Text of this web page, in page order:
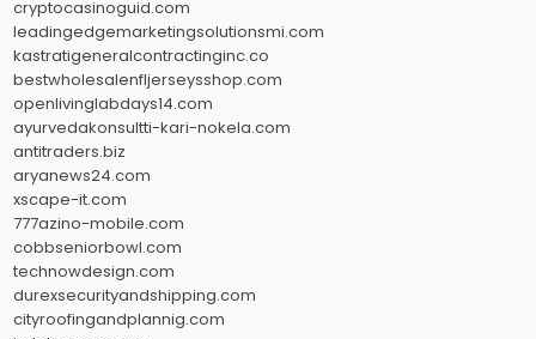
cryptocasinoguid.com
leadingedgemarketingsolutionsmi.com
kastratigeneralcontractinginc.co
bestwholesalenfljerseysshop.com
openlivinglabdays14.com
ayurvedakonsultti-kari-nokela.com
antitraders.biz
aryanews24.com
xscape-it.com
777azino-mobile.com
cobbseniorbowl.com
technowdesign.com
durexsecurityandshipping.com
cityroofingandplannig.com